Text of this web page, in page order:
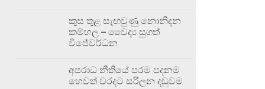
කුස තුළ සැඟවුණු නොනිදන
කම්හල – වෛද්‍ය සුගත්
විජේවර්ධන
අපරාධ නීතියේ පරම පදනම
හෙවත් වරදට සරිලන දඬුවම